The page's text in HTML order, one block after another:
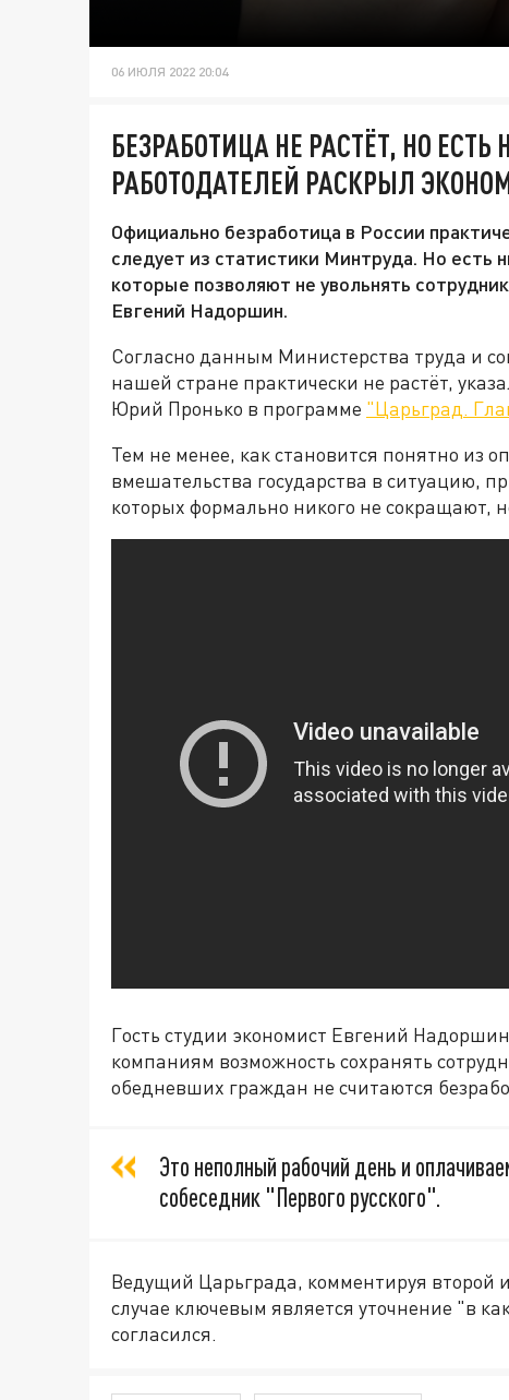
06 ИЮЛЯ 2022 20:04
БЕЗРАБОТИЦА НЕ РАСТЁТ, НО
РАБОТОДАТЕЛЕЙ РАСКРЫЛ
Официально безработица в России
следует из статистики Минтруда. Но есть
которые позволяют не увольнять
Евгений Надоршин.
Согласно данным Министерства труда и
нашей стране практически не растёт,
Юрий Пронько в программе "Царьград.
Тем не менее, как становится понятно из
вмешательства государства в ситуацию,
которых формально никого не сокращают,
Гость студии экономист Евгений
компаниям возможность сохранять
обедневших граждан не считаются
Это неполный рабочий день и
собеседник "Первого русского".
Ведущий Царьграда, комментируя второй
случае ключевым является уточнение "в
согласился.